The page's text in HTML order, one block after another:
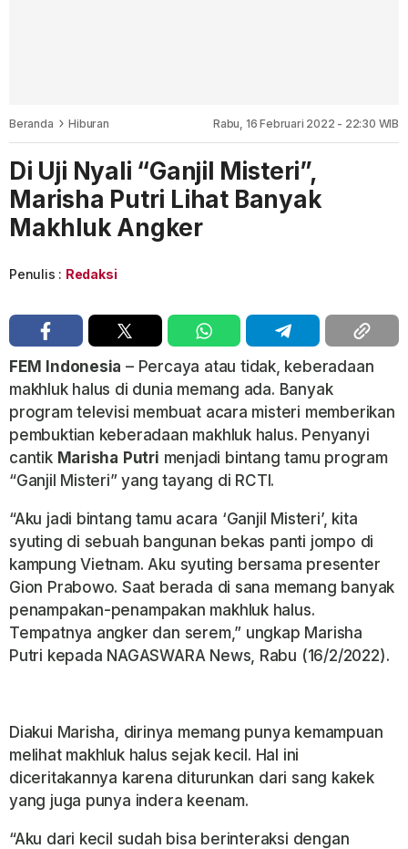
Beranda Hiburan Rabu, 16 Februari 2022 - 22:30 WIB
Di Uji Nyali “Ganjil Misteri”,
Marisha Putri Lihat Banyak
Makhluk Angker
Penulis : Redaksi
FEM Indonesia – Percaya atau tidak, keberadaan
makhluk halus di dunia memang ada. Banyak
program televisi membuat acara misteri memberikan
pembuktian keberadaan makhluk halus. Penyanyi
cantik Marisha Putri menjadi bintang tamu program
“Ganjil Misteri” yang tayang di RCTI.
“Aku jadi bintang tamu acara ‘Ganjil Misteri’, kita
syuting di sebuah bangunan bekas panti jompo di
kampung Vietnam. Aku syuting bersama presenter
Gion Prabowo. Saat berada di sana memang banyak
penampakan-penampakan makhluk halus.
Tempatnya angker dan serem,” ungkap Marisha
Putri kepada NAGASWARA News, Rabu (16/2/2022).
Diakui Marisha, dirinya memang punya kemampuan
melihat makhluk halus sejak kecil. Hal ini
diceritakannya karena diturunkan dari sang kakek
yang juga punya indera keenam.
“Aku dari kecil sudah bisa berinteraksi dengan